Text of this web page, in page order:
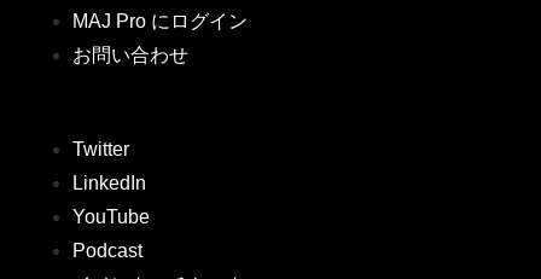
MAJ Pro にログイン
お問い合わせ
Twitter
LinkedIn
YouTube
Podcast